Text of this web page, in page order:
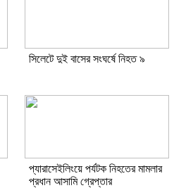
সিলেটে দুই বাসের সংঘর্ষে নিহত ৯
প্যারাসেইলিংয়ে পর্যটক নিহতের মামলার
প্রধান আসামি গ্রেপ্তার